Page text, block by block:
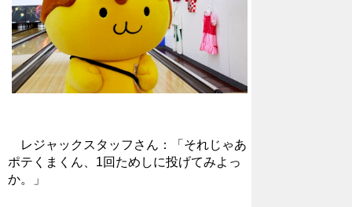
レジャックスタッフさん：「それじゃあ
ポテくまくん、1回ためしに投げてみよっ
か。」